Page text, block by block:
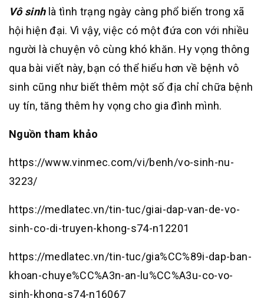
Vô sinh là tình trạng ngày càng phổ biến trong xã
hội hiện đại. Vì vậy, việc có một đứa con với nhiều
người là chuyện vô cùng khó khăn. Hy vọng thông
qua bài viết này, bạn có thể hiểu hơn về bệnh vô
sinh cũng như biết thêm một số địa chỉ chữa bệnh
uy tín, tăng thêm hy vọng cho gia đình mình.
Nguồn tham khảo
https://www.vinmec.com/vi/benh/vo-sinh-nu-
3223/
https://medlatec.vn/tin-tuc/giai-dap-van-de-vo-
sinh-co-di-truyen-khong-s74-n12201
https://medlatec.vn/tin-tuc/gia%CC%89i-dap-ban-
khoan-chuye%CC%A3n-an-lu%CC%A3u-co-vo-
sinh-khong-s74-n16067